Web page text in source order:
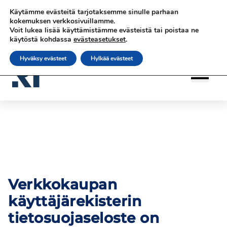
sisältöön
Ota yhteyttä | Tilaa uutiskirje
RATEKO Akatemia | Suomi
Verkkokaupan
käyttäjärekisterin
tietosuojaseloste on
Käytämme evästeitä tarjotaksemme sinulle parhaan
kokemuksen verkkosivuillamme.
Voit lukea lisää käyttämistämme evästeistä tai poistaa ne
käytöstä kohdassa evästeasetukset.
Hyväksy evästeet Hylkää evästeet